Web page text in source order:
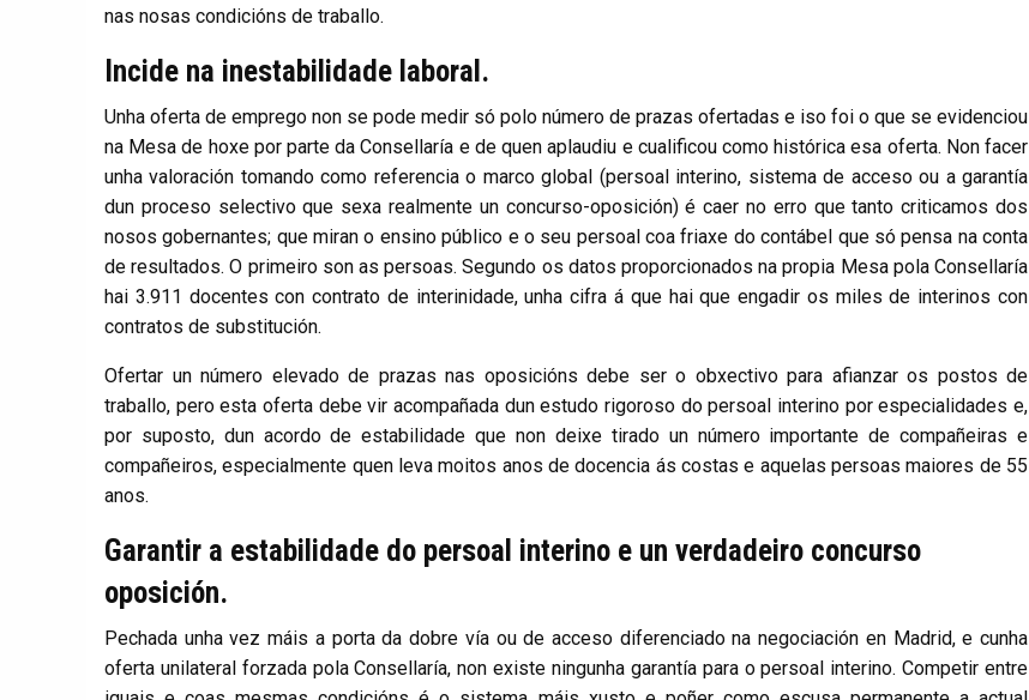
nas nosas condicións de traballo.
Incide na inestabilidade laboral.
Unha oferta de emprego non se pode medir só polo número de prazas ofertadas e iso foi o que se evidenciou
na Mesa de hoxe por parte da Consellaría e de quen aplaudiu e cualificou como histórica esa oferta. Non facer
unha valoración tomando como referencia o marco global (persoal interino, sistema de acceso ou a garantía
dun proceso selectivo que sexa realmente un concurso-oposición) é caer no erro que tanto criticamos dos
nosos gobernantes; que miran o ensino público e o seu persoal coa friaxe do contábel que só pensa na conta
de resultados. O primeiro son as persoas. Segundo os datos proporcionados na propia Mesa pola Consellaría
hai 3.911 docentes con contrato de interinidade, unha cifra á que hai que engadir os miles de interinos con
contratos de substitución.
Ofertar un número elevado de prazas nas oposicións debe ser o obxectivo para afianzar os postos de
traballo, pero esta oferta debe vir acompañada dun estudo rigoroso do persoal interino por especialidades e,
por suposto, dun acordo de estabilidade que non deixe tirado un número importante de compañeiras e
compañeiros, especialmente quen leva moitos anos de docencia ás costas e aquelas persoas maiores de 55
anos.
Garantir a estabilidade do persoal interino e un verdadeiro concurso
oposición.
Pechada unha vez máis a porta da dobre vía ou de acceso diferenciado na negociación en Madrid, e cunha
oferta unilateral forzada pola Consellaría, non existe ningunha garantía para o persoal interino. Competir entre